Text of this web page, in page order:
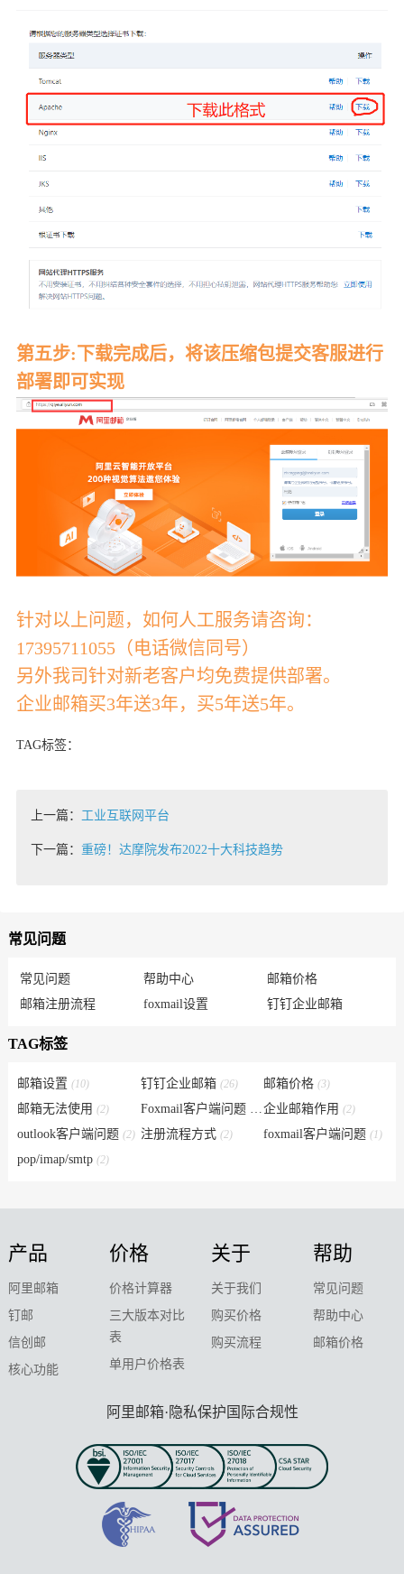
第五步:下载完成后，将该压缩包提交客服进行
部署即可实现
针对以上问题，如何人工服务请咨询：
17395711055（电话微信同号）
另外我司针对新老客户均免费提供部署。
企业邮箱买3年送3年，买5年送5年。
TAG标签：
上一篇： 工业互联网平台
下一篇： 重磅！达摩院发布2022十大科技趋势
常见问题
常见问题 帮助中心
邮箱价格
邮箱注册流程
foxmail设置 钉钉企业邮箱
TAG标签
邮箱设置 (10) 钉钉企业邮箱 (26) 邮箱价格(3)
邮箱无法使用 (2) Foxmail客户端问题
(6)企业邮箱作用(2)
outlook客户端问题 (2) 注册流程方式 (2) foxmail客户端问题(1)
pop/imap/smtp (2)
产品
阿里邮箱
钉邮
信创邮
核心功能
价格
价格计算器
三大版本对比
表
单用户价格表
关于
关于我们
购买价格
购买流程
帮助
常见问题
帮助中心
邮箱价格
阿里邮箱·隐私保护国际合规性